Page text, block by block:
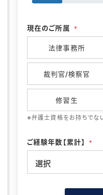
現在のご所属 *
法律事務所
裁判官/検察官
修習生
※弁護士資格をお持ちでな
ご経験年数【累計】 *